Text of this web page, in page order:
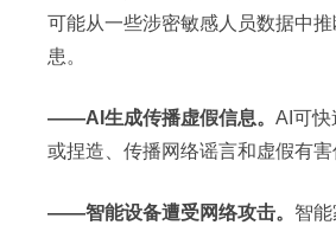
可能从一些涉密敏感人员数据中
患。
——AI生成传播虚假信息。 AI可快
或捏造、传播网络谣言和虚假有
——智能设备遭受网络攻击。 智